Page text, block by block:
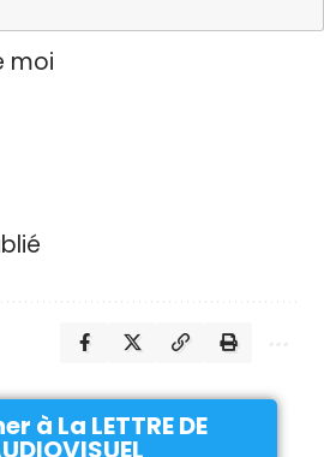
moi
à La LETTRE DE